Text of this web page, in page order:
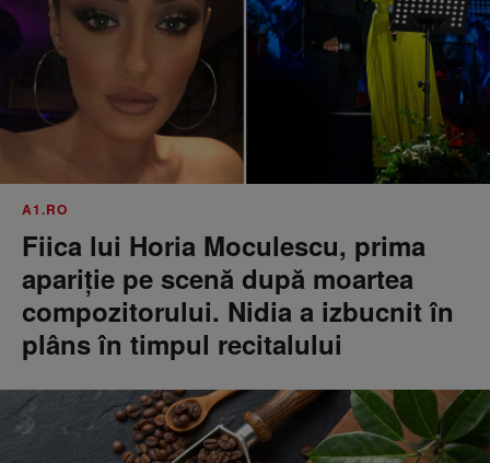
A1.RO
Fiica lui Horia Moculescu, prima
apariție pe scenă după moartea
compozitorului. Nidia a izbucnit în
plâns în timpul recitalului